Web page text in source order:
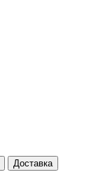
Доставка